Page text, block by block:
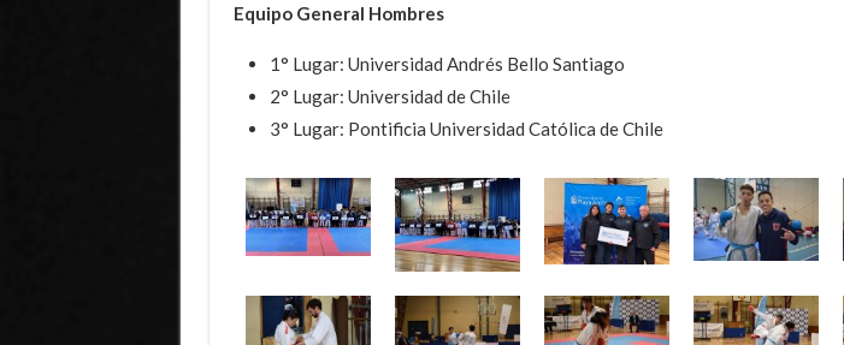
Equipo General Hombres
1° Lugar: Universidad Andrés Bello Santiago
2° Lugar: Universidad de Chile
3° Lugar: Pontificia Universidad Católica de Chile